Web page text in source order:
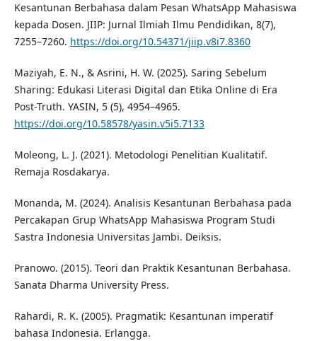
Kesantunan Berbahasa dalam Pesan WhatsApp Mahasiswa
kepada Dosen. JIIP: Jurnal Ilmiah Ilmu Pendidikan, 8(7),
7255–7260. https://doi.org/10.54371/jiip.v8i7.8360
Maziyah, E. N., & Asrini, H. W. (2025). Saring Sebelum
Sharing: Edukasi Literasi Digital dan Etika Online di Era
Post-Truth. YASIN, 5 (5), 4954–4965.
https://doi.org/10.58578/yasin.v5i5.7133
Moleong, L. J. (2021). Metodologi Penelitian Kualitatif.
Remaja Rosdakarya.
Monanda, M. (2024). Analisis Kesantunan Berbahasa pada
Percakapan Grup WhatsApp Mahasiswa Program Studi
Sastra Indonesia Universitas Jambi. Deiksis.
Pranowo. (2015). Teori dan Praktik Kesantunan Berbahasa.
Sanata Dharma University Press.
Rahardi, R. K. (2005). Pragmatik: Kesantunan imperatif
bahasa Indonesia. Erlangga.